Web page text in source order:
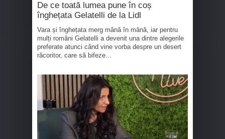
De ce toată lumea pune în coș
înghețata Gelatelli de la Lidl
Vara și înghețata merg mână în mână, iar pentru
mulți români Gelatelli a devenit una dintre alegerile
preferate atunci când vine vorba despre un desert
răcoritor, care să bifeze...